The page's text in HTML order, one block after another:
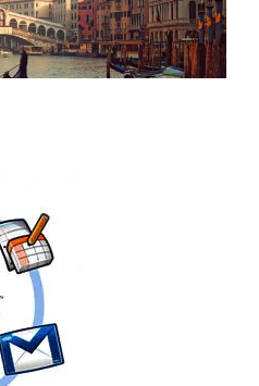
SERVIZI ALLE IMPRESE
APPUNTAMENTI E NEWS
SPORTELLI
CNA NEL TERRITORIO